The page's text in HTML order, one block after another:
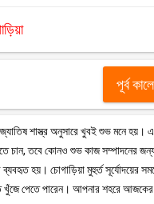
পূর্ব
জ্যোতিষ শাস্ত্র অনুসারে খুবই শুভ মনে
চান, তবে কোনও শুভ কাজ সম্পাদনের
হয়। চোগাড়িয়া মুহুর্ত সূর্যোদয়ের
খুঁজে পেতে পারেন। আপনার শহরে আজকের